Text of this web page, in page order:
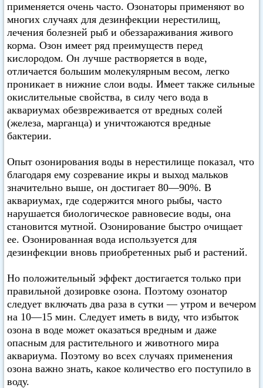
применяется очень часто. Озонаторы применяют во
многих случаях для дезинфекции нерестилищ,
лечения болезней рыб и обеззараживания живого
корма. Озон имеет ряд преимуществ перед
кислородом. Он лучше растворяется в воде,
отличается большим молекулярным весом, легко
проникает в нижние слои воды. Имеет также сильные
окислительные свойства, в силу чего вода в
аквариумах обезвреживается от вредных солей
(железа, марганца) и уничтожаются вредные
бактерии.
Опыт озонирования воды в нерестилище показал, что
благодаря ему созревание икры и выход мальков
значительно выше, он достигает 80—90%. В
аквариумах, где содержится много рыбы, часто
нарушается биологическое равновесие воды, она
становится мутной. Озонирование быстро очищает
ее. Озонированная вода используется для
дезинфекции вновь приобретенных рыб и растений.
Но положительный эффект достигается только при
правильной дозировке озона. Поэтому озонатор
следует включать два раза в сутки — утром и вечером
на 10—15 мин. Следует иметь в виду, что избыток
озона в воде может оказаться вредным и даже
опасным для растительного и животного мира
аквариума. Поэтому во всех случаях применения
озона важно знать, какое количество его поступило в
воду.